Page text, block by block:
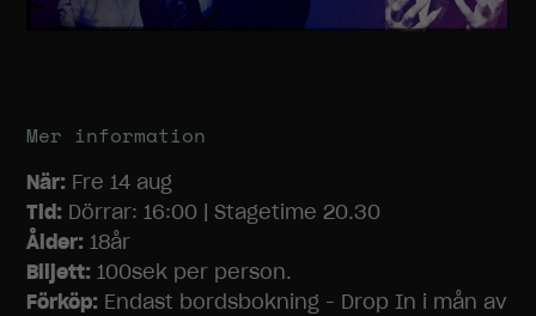
Mer information
När: Fre 14 aug
Tid: Dörrar: 16:00 | Stagetime 20.30
Ålder: 18år
Biljett: 100sek per person.
Förköp: Endast bordsbokning - Drop In i mån av